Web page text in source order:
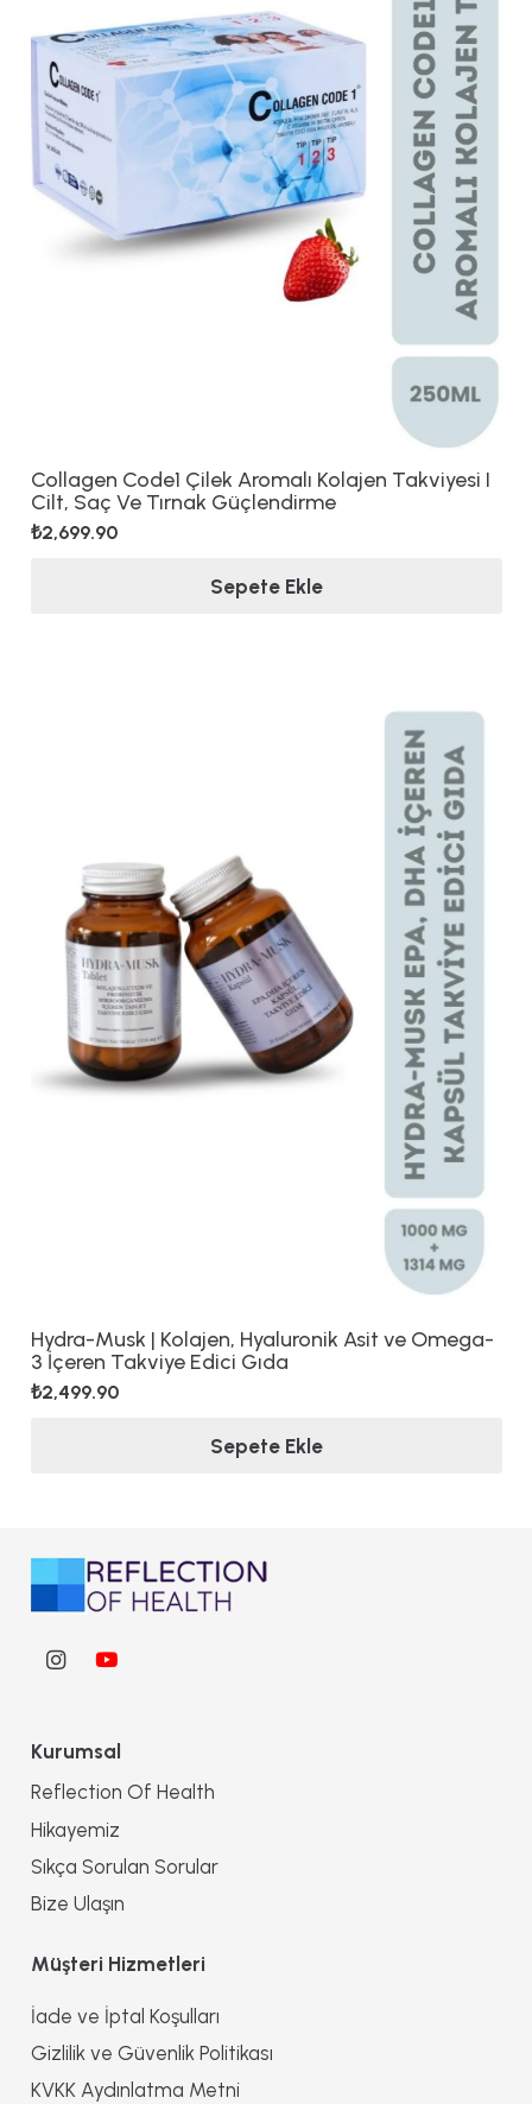
Collagen Code1 Çilek Aromalı Kolajen Takviyesi I
Cilt, Saç Ve Tırnak Güçlendirme
₺2,699.90
Sepete Ekle
Hydra-Musk | Kolajen, Hyaluronik Asit ve Omega-
3 İçeren Takviye Edici Gıda
₺2,499.90
Sepete Ekle
Kurumsal
Reflection Of Health
Hikayemiz
Sıkça Sorulan Sorular
Bize Ulaşın
Müşteri Hizmetleri
İade ve İptal Koşulları
Gizlilik ve Güvenlik Politikası
KVKK Aydınlatma Metni